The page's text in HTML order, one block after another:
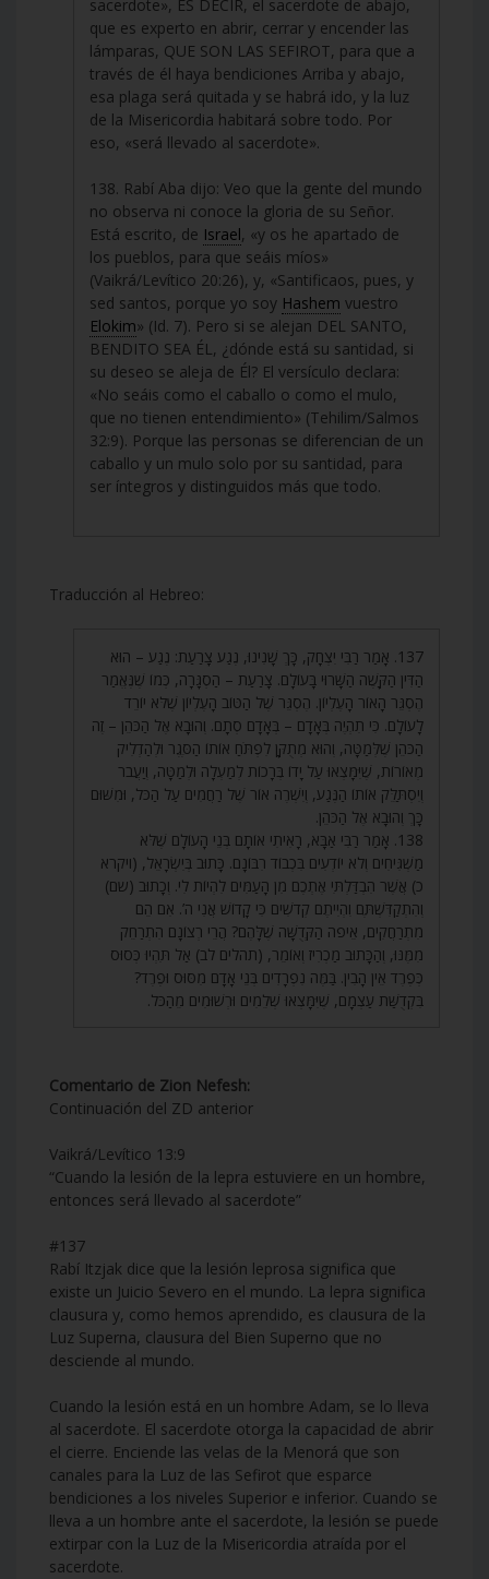
sacerdote», ES DECIR, el sacerdote de abajo,
que es experto en abrir, cerrar y encender las
lámparas, QUE SON LAS SEFIROT, para que a
través de él haya bendiciones Arriba y abajo,
esa plaga será quitada y se habrá ido, y la luz
de la Misericordia habitará sobre todo. Por
eso, «será llevado al sacerdote».
138. Rabí Aba dijo: Veo que la gente del mundo
no observa ni conoce la gloria de su Señor.
Está escrito, de Israel, «y os he apartado de
los pueblos, para que seáis míos»
(Vaikrá/Levítico 20:26), y, «Santificaos, pues, y
sed santos, porque yo soy Hashem vuestro
Elokim» (Id. 7). Pero si se alejan DEL SANTO,
BENDITO SEA ÉL, ¿dónde está su santidad, si
su deseo se aleja de Él? El versículo declara:
«No seáis como el caballo o como el mulo,
que no tienen entendimiento» (Tehilim/Salmos
32:9). Porque las personas se diferencian de un
caballo y un mulo solo por su santidad, para
ser íntegros y distinguidos más que todo.
Traducción al Hebreo:
137. אָמַר רַבִּי יִצְחָק, כָּךְ שָׁנִינוּ, נֶגַע צָרַעַת: נֶגַע – הוּא
הַדִּין הַקָּשֶׁה הַשָּׁרוּי בָּעוֹלָם. צָרַעַת – הַסְגָּרָה, כְּמוֹ שֶׁנֶּאֱמַר
הֶסְגֵּר הָאוֹר הָעֶלְיוֹן. הֶסְגֵּר שֶׁל הַטּוֹב הָעֶלְיוֹן שֶׁלֹּא יוֹרֵד
לָעוֹלָם. כִּי תִהְיֶה בְּאָדָם – בְּאָדָם סְתָם. וְהוּבָא אֶל הַכֹּהֵן – זֶה
הַכֹּהֵן שֶׁלְּמַטָּה, וְהוּא מְתֻקָּן לִפְתֹּחַ אוֹתוֹ הַסֶּגֶר וּלְהַדְלִיק
מְאוֹרוֹת, שֶׁיִּמָּצְאוּ עַל יָדוֹ בְּרָכוֹת לְמַעְלָה וּלְמַטָּה, וְיַעֲבֹר
וְיִסְתַּלֵּק אוֹתוֹ הַנֶּגַע, וְיִשְׁרֶה אוֹר שֶׁל רַחֲמִים עַל הַכֹּל, וּמִשּׁוּם
כָּךְ וְהוּבָא אֶל הַכֹּהֵן.
138. אָמַר רַבִּי אַבָּא, רָאִיתִי אוֹתָם בְּנֵי הָעוֹלָם שֶׁלֹּא
מַשְׁגִּיחִים וְלֹא יוֹדְעִים בִּכְבוֹד רִבּוֹנָם. כָּתוּב בְּיִשְׂרָאֵל, (ויקרא
כ) אֲשֶׁר הִבְדַּלְתִּי אֶתְכֶם מִן הָעַמִּים לִהְיוֹת לִי. וְכָתוּב (שם)
וְהִתְקַדִּשְׁתֶּם וִהְיִיתֶם קְדֹשִׁים כִּי קָדוֹשׁ אֲנִי ה’. אִם הֵם
מִתְרַחֲקִים, אֵיפֹה הַקְּדֻשָּׁה שֶׁלָּהֶם? הֲרֵי רְצוֹנָם הִתְרַחֵק
מִמֶּנּוּ, וְהַכָּתוּב מַכְרִיז וְאוֹמֵר, (תהלים לב) אַל תִּהְיוּ כְּסוּס
כְּפֶרֶד אֵין הָבִין. בַּמֶּה נִפְרָדִים בְּנֵי אָדָם מִסּוּס וּפֶרֶד?
בִּקְדֻשַּׁת עַצְמָם, שֶׁיִּמָּצְאוּ שְׁלֵמִים וּרְשׁוּמִים מֵהַכֹּל.
Comentario de Zion Nefesh:
Continuación del ZD anterior
Vaikrá/Levítico 13:9
“Cuando la lesión de la lepra estuviere en un hombre,
entonces será llevado al sacerdote”
#137
Rabí Itzjak dice que la lesión leprosa significa que
existe un Juicio Severo en el mundo. La lepra significa
clausura y, como hemos aprendido, es clausura de la
Luz Superna, clausura del Bien Superno que no
desciende al mundo.
Cuando la lesión está en un hombre Adam, se lo lleva
al sacerdote. El sacerdote otorga la capacidad de abrir
el cierre. Enciende las velas de la Menorá que son
canales para la Luz de las Sefirot que esparce
bendiciones a los niveles Superior e inferior. Cuando se
lleva a un hombre ante el sacerdote, la lesión se puede
extirpar con la Luz de la Misericordia atraída por el
sacerdote.